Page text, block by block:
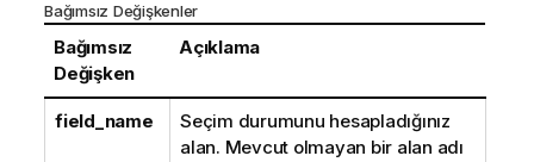
Bağımsız Değişkenler
Bağımsız
Değişken
Açıklama
field_name
Seçim durumunu hesapladığınız
alan. Mevcut olmayan bir alan adı